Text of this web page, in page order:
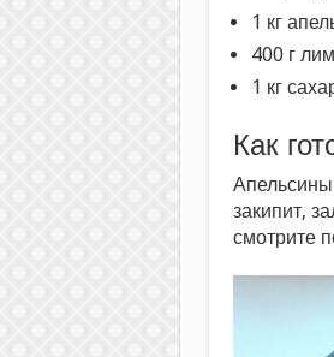
1 кг
400 г
1 кг
Как
Апельсины
закипит,
смотрите